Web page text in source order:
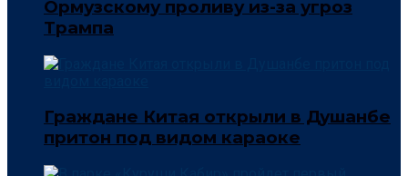
Ормузскому проливу из-за угроз
Трампа
Граждане Китая открыли в Душанбе
притон под видом караоке